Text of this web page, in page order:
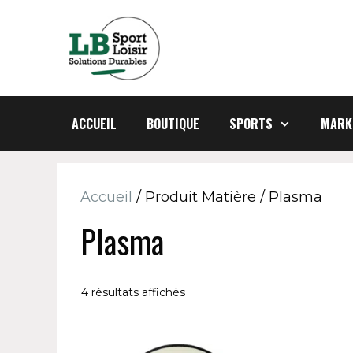
ACCUEIL BOUTIQUE SPORTS
Accueil / Produit Matière / Plasma
Plasma
4 résultats affichés